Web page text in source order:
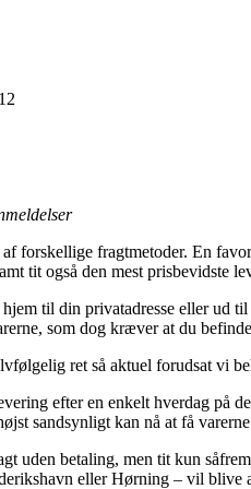
forskellige fragtmetoder. En
tit også den mest
til din privatadresse eller ud
som dog kræver at du
ret så aktuel forudsat vi
efter en enkelt hverdag på
sandsynligt kan nå at få
uden betaling, men tit kun
eller Hørning – vil blive